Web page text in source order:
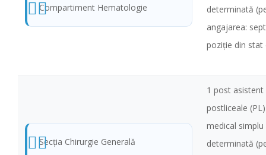
Compartiment Hematologie
determinată
angajarea:
poziţie din stat
Secţia Chirurgie Generală
1 post
postliceale
medical
determinată